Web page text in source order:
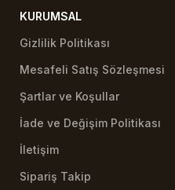
KURUMSAL
Gizlilik Politikası
Mesafeli Satış Sözleşmesi
Şartlar ve Koşullar
İade ve Değişim Politikası
İletişim
Sipariş Takip